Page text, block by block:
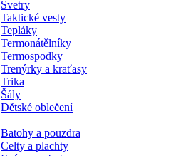
Svetry
Taktické vesty
Tepláky
Termonátělníky
Termospodky
Trenýrky a kraťasy
Trika
Šály
Dětské oblečení
Batohy a pouzdra
Celty a plachty